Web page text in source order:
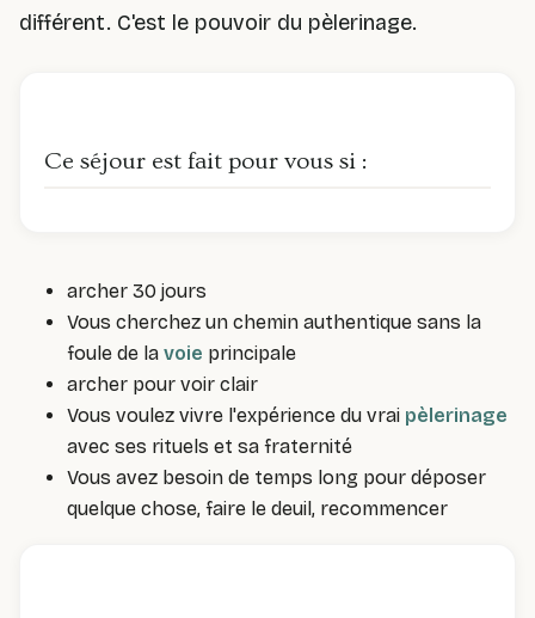
différent. C'est le pouvoir du pèlerinage.
Ce séjour est fait pour vous si :
archer 30 jours
Vous cherchez un chemin authentique sans la
foule de la voie principale
archer pour voir clair
Vous voulez vivre l'expérience du vrai pèlerinage
avec ses rituels et sa fraternité
Vous avez besoin de temps long pour déposer
quelque chose, faire le deuil, recommencer